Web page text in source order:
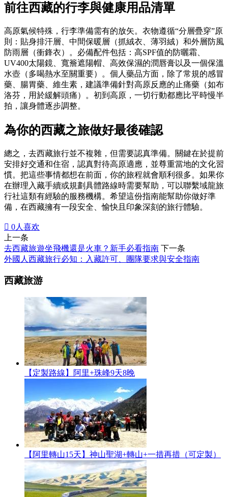
前往西藏的行李與健康用品清單
高原氣候特殊，行李準備需有的放矢。衣物遵循“分層疊穿”原
則：貼身排汗層、中間保暖層（抓絨衣、薄羽絨）和外層防風
防雨層（衝鋒衣）。必備配件包括：高SPF值的防曬霜、
UV400太陽鏡、寬簷遮陽帽、高效保濕的潤唇膏以及一個保溫
水壺（多喝熱水至關重要）。個人藥品方面，除了常規的感冒
藥、腸胃藥、維生素，建議準備針對高原反應的止痛藥（如布
洛芬，用於緩解頭痛）。初到高原，一切行動都應比平時慢半
拍，讓身體逐步調整。
為你的西藏之旅做好最後確認
總之，去西藏旅行並不複雜，但需要認真準備。關鍵在於提前
安排好交通和住宿，認真對待高原適應，並尊重當地的文化習
慣。把這些事情都想在前面，你的旅程就會順利很多。如果你
在辦理入藏手續或規劃具體路線時需要幫助，可以聯繫域龍旅
行社這類有經驗的服務機構。希望這份指南能幫助你做好準
備，在西藏擁有一段安全、愉快且印象深刻的旅行體驗。
 0人喜欢
上一条
去西藏旅遊坐飛機還是火車？新手必看指南 下一条
外國人西藏旅行必知：入藏許可、團隊要求與安全指南
西藏旅游
【定製路線】阿里+珠峰9天8晚
【阿里轉山15天】神山聖湖+轉山+一措再措（可定製）